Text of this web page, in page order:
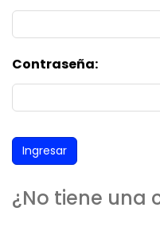
Contraseña:
¿No tiene una